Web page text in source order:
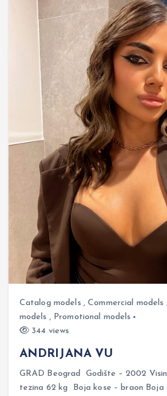
Catalog models,Commercial models
models , Promotional models
344 views
ANDRIJANA VU
GRAD Beograd Godište – 2002
tezina 62 kg Boja kose – braon Boja